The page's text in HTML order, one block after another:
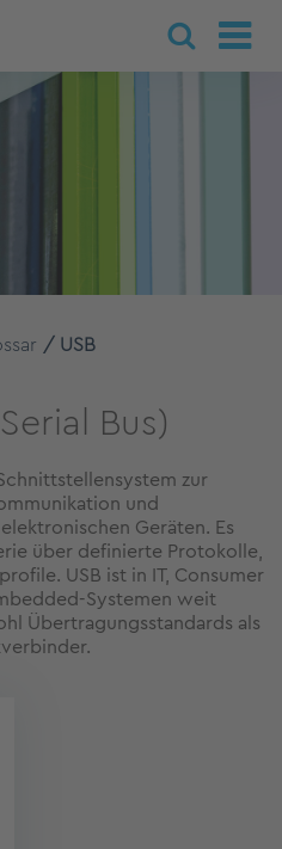
USB
Bus)
zur
und
Geräten. Es
über definierte Protokolle,
USB ist in IT, Consumer
Systemen weit
Übertragungsstandards als